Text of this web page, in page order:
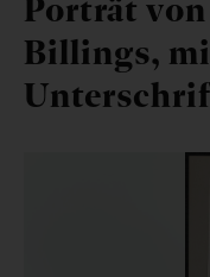
Porträt von
Billings,